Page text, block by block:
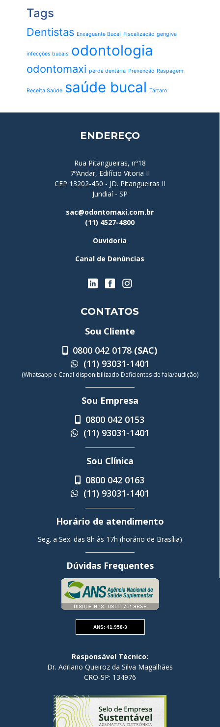
Tags
Dentistas Enxaguante Bucal Fiscalização gengiva
infecções bucais odontologia
odontomaxi perda dentária Prevenção Raspagem
Receita Saúde saúde bucal Tártaro
ENDEREÇO
Rua Pitangueiras, nº18
7ºAndar, Edifício Vitoria II
CEP 13202-450 - JD. Pitangueiras II
Jundiaí - SP
sac@odontomaxi.com.br
(11) 4527-4800
Ouvidoria
Canal de Denúncias
CONTATOS
Sou Cliente
0800 042 0178 (SAC)
(11) 93031-1401
(Whatsapp e Canal disponibilizado Deficientes de fala/audição)
Sou Empresa
0800 042 0153
(11) 93031-1401
Sou Clínica
0800 042 0163
(11) 93031-1401
Horário de atendimento
Seg. a Sex. das 8h às 17h (horário de Brasília)
Dúvidas Frequentes
ANS: 41.958-3
Responsável Técnico:
Dr. Adriano Queiroz da Silva Magalhães
CRO-SP: 134976